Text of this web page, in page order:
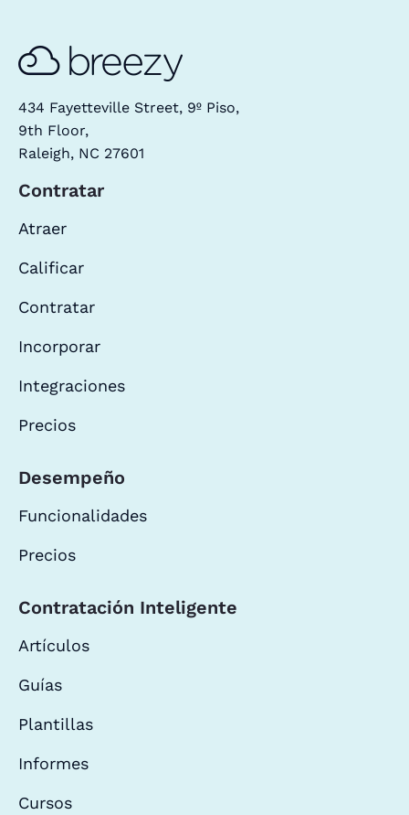
434 Fayetteville Street, 9º Piso,
9th Floor,
Raleigh, NC 27601
Contratar
Atraer
Calificar
Contratar
Incorporar
Integraciones
Precios
Desempeño
Funcionalidades
Precios
Contratación Inteligente
Artículos
Guías
Plantillas
Informes
Cursos